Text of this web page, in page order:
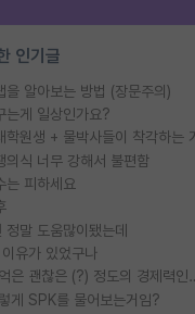
인기글
을 알아보는 방법 (장문주의)
는게 일상인가요?
학원생 + 물박사들이 착각하는
의식 너무 강해서 불편함
는 피하세요
말 도움많이됐는데
유가 있었구나
박사진학하기에
게 SPK를 물어보는거임?